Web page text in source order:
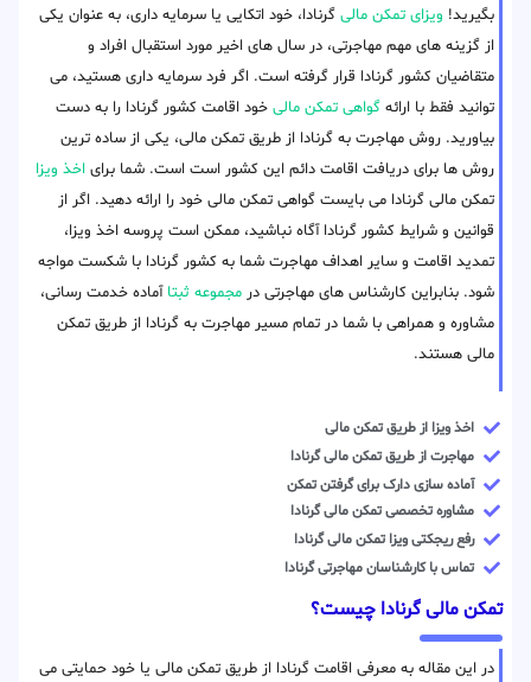
بگیرید! ویزای تمکن مالی گرنادا، خود اتکایی یا سرمایه داری، به عنوان یکی
از گزینه های مهم مهاجرتی، در سال های اخیر مورد استقبال افراد و
متقاضیان کشور گرنادا قرار گرفته است. اگر فرد سرمایه داری هستید، می
توانید فقط با ارائه گواهی تمکن مالی خود اقامت کشور گرنادا را به دست
بیاورید. روش مهاجرت به گرنادا از طریق تمکن مالی، یکی از ساده ترین
روش ها برای دریافت اقامت دائم این کشور است است. شما برای اخذ ویزا
تمکن مالی گرنادا می بایست گواهی تمکن مالی خود را ارائه دهید. اگر از
قوانین و شرایط کشور گرنادا آگاه نباشید، ممکن است پروسه اخذ ویزا،
تمدید اقامت و سایر اهداف مهاجرت شما به کشور گرنادا با شکست مواجه
شود. بنابراین کارشناس های مهاجرتی در مجموعه ثبتا آماده خدمت رسانی،
مشاوره و همراهی با شما در تمام مسیر مهاجرت به گرنادا از طریق تمکن
مالی هستند.
اخذ ویزا از طریق تمکن مالی
مهاجرت از طریق تمکن مالی گرنادا
آماده سازی دارک برای گرفتن تمکن
مشاوره تخصصی تمکن مالی گرنادا
رفع ریجکتی ویزا تمکن مالی گرنادا
تماس با کارشناسان مهاجرتی گرنادا
تمکن مالی گرنادا چیست؟
در این مقاله به معرفی اقامت گرنادا از طریق تمکن مالی یا خود حمایتی می